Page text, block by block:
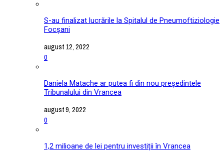
S-au finalizat lucrările la Spitalul de Pneumoftiziologie
Focșani
august 12, 2022
0
Daniela Matache ar putea fi din nou președintele
Tribunalului din Vrancea
august 9, 2022
0
1,2 milioane de lei pentru investiții în Vrancea